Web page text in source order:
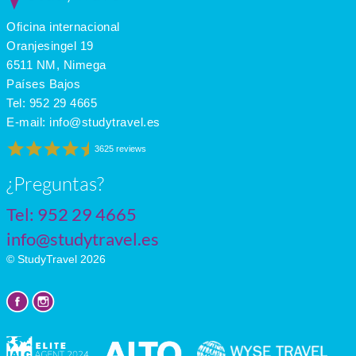
May
June
July
Oficina internacional
Oranjesingel 19
6511 NM, Nimega
Países Bajos
Tel: 952 29 4665
E-mail: info@studytravel.es
3625 reviews
¿Preguntas?
Tel: 952 29 4665
info@studytravel.es
© StudyTravel 2026